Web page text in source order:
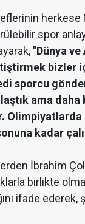
spor
"Dünya ve
bizler
sporcu
ama daha
Olimpiyatlarda
kadar
İbrahim
birlikte
ifade ederek,